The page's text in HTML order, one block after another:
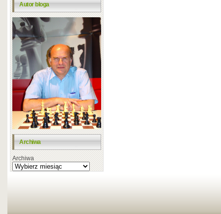
Autor bloga
Archiwa
Archiwa